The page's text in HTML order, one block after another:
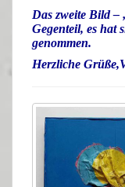
Das zweite Bild –
Gegenteil, es hat
genommen.
Herzliche Grüße,